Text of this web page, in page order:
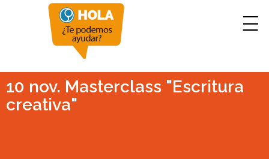
10 nov. Masterclass "Escritura
creativa"